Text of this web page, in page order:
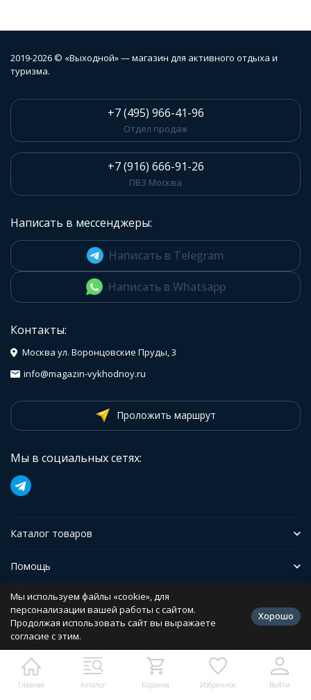
Главная Каталог Корзина Избранное Войти
2019-2026 © «Выходной» — магазин для активного отдыха и
туризма.
+7 (495) 966-41-96
Отдел продаж
+7 (916) 666-91-26
ПВЗ Москва
Написать в мессенджеры:
Написать в Telegram
Написать в Whatsapp
Контакты:
Москва ул. Воронцовские Пруды, 3
info@magazin-vykhodnoy.ru
Проложить маршрут
Мы в социальных сетях:
Каталог товаров
Помощь
Иформация
Политика персональных данных
Разработано в
bodysite.ru
Мы используем файлы «cookie», для
персонализации вашей работы с сайтом.
Продолжая использовать сайт вы выражаете
согласие с этим.
Хорошо